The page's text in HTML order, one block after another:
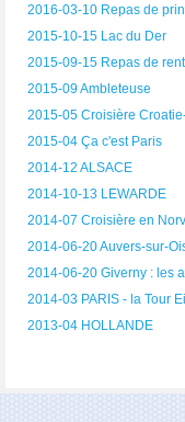
2016-03-10 Repas de
2015-10-15 Lac du Der
2015-09-15 Repas de
2015-09 Ambleteuse
2015-05 Croisière
2015-04 Ça c'est Paris
2014-12 ALSACE
2014-10-13 LEWARDE
2014-07 Croisière en
2014-06-20 Auvers-sur-
2014-06-20 Giverny : les
2014-03 PARIS - la Tour
2013-04 HOLLANDE